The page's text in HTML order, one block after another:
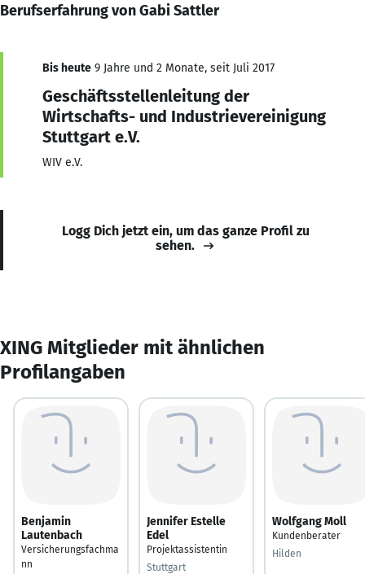
Berufserfahrung von Gabi Sattler
Bis heute 9 Jahre und 2 Monate, seit Juli 2017
Geschäftsstellenleitung der
Wirtschafts- und Industrievereinigung
Stuttgart e.V.
WIV e.V.
Logg Dich jetzt ein, um das ganze Profil zu
sehen.
XING Mitglieder mit ähnlichen
Profilangaben
Benjamin
Lautenbach
Versicherungsfachma
nn
Jennifer Estelle
Edel
Projektassistentin
Stuttgart
Wolfgang Moll
Kundenberater
Hilden